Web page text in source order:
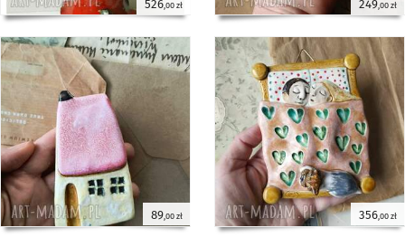
526,00 zł 249,00 zł
89,00 zł 356,00 zł